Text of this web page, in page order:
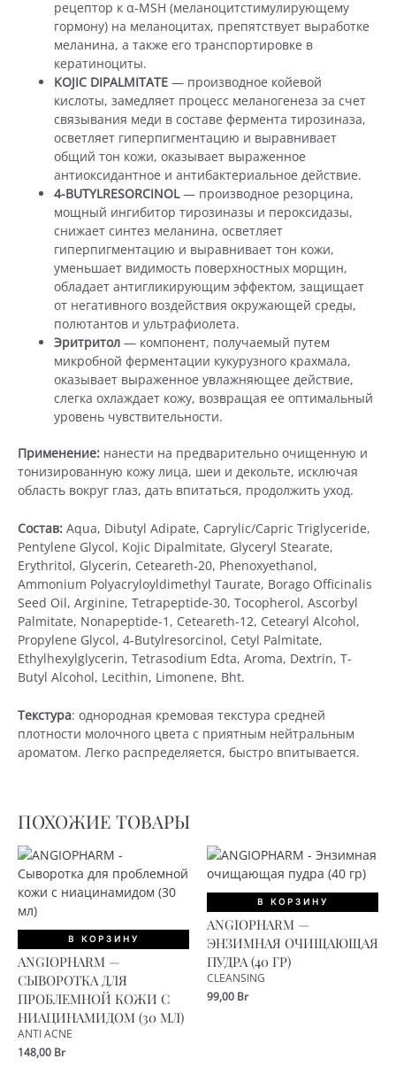
рецептор к α-MSH (меланоцитстимулирующему
гормону) на меланоцитах, препятствует выработке
меланина, а также его транспортировке в
кератиноциты.
KOJIC DIPALMITATE — производное койевой
кислоты, замедляет процесс меланогенеза за счет
связывания меди в составе фермента тирозиназа,
осветляет гиперпигментацию и выравнивает
общий тон кожи, оказывает выраженное
антиоксидантное и антибактериальное действие.
4-BUTYLRESORCINOL— производное резорцина,
мощный ингибитор тирозиназы и пероксидазы,
снижает синтез меланина, осветляет
гиперпигментацию и выравнивает тон кожи,
уменьшает видимость поверхностных морщин,
обладает антигликирующим эффектом, защищает
от негативного воздействия окружающей среды,
полютантов и ультрафиолета.
Эритритол — компонент, получаемый путем
микробной ферментации кукурузного крахмала,
оказывает выраженное увлажняющее действие,
слегка охлаждает кожу, возвращая ее оптимальный
уровень чувствительности.
Применение: нанести на предварительно очищенную и
тонизированную кожу лица, шеи и декольте, исключая
область вокруг глаз, дать впитаться, продолжить уход.
Состав: Aqua, Dibutyl Adipate, Caprylic/Capric Triglyceride,
Pentylene Glycol, Kojic Dipalmitate, Glyceryl Stearate,
Erythritol, Glycerin, Ceteareth-20, Phenoxyethanol,
Ammonium Polyacryloyldimethyl Taurate, Borago Officinalis
Seed Oil, Arginine, Tetrapeptide-30, Tocopherol, Ascorbyl
Palmitate, Nonapeptide-1, Ceteareth-12, Cetearyl Alcohol,
Propylene Glycol, 4-Butylresorcinol, Cetyl Palmitate,
Ethylhexylglycerin, Tetrasodium Edta, Aroma, Dextrin, T-
Butyl Alcohol, Lecithin, Limonene, Bht.
Текстура: однородная кремовая текстура средней
плотности молочного цвета с приятным нейтральным
ароматом. Легко распределяется, быстро впитывается.
ПОХОЖИЕ ТОВАРЫ
В КОРЗИНУ
ANGIOPHARM —
СЫВОРОТКА ДЛЯ
ПРОБЛЕМНОЙ КОЖИ С
НИАЦИНАМИДОМ (30 МЛ)
ANTI ACNE
148,00 Br
В КОРЗИНУ
ANGIOPHARM —
ЭНЗИМНАЯ ОЧИЩАЮЩАЯ
ПУДРА (40 ГР)
CLEANSING
99,00 Br